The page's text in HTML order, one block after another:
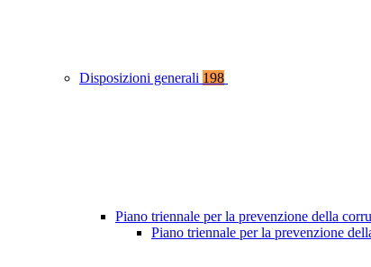
Disposizioni generali 198
Piano triennale per la prevenzione della
Piano triennale per la prevenzione